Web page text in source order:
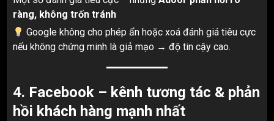
ràng, không trốn tránh
Google không cho phép ẩn hoặc xoá đánh giá tiêu cực
nếu không chứng minh là giả mạo → độ tin cậy cao.
4. Facebook – kênh tương tác & phản
hồi khách hàng mạnh nhất